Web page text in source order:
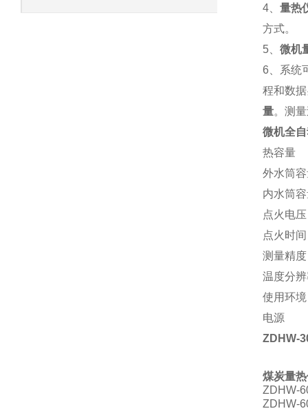
4、 量热
方式。
5、 微机
6、系统
程和数
量。测
微机全
热容量
外水筒
内水筒
点火
点火时
测量精
温度分
使用环
电源
ZDHW-
煤炭量
ZDHW-
ZDHW-